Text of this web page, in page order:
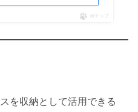
ポチップ
を収納として活用できる